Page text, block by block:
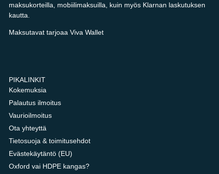
maksukorteilla, mobiilimaksuilla, kuin myös Klarnan laskutuksen
kautta.
Maksutavat tarjoaa Viva Wallet
PIKALINKIT
Kokemuksia
Palautus ilmoitus
Vaurioilmoitus
Ota yhteyttä
Tietosuoja & toimitusehdot
Evästekäytäntö (EU)
Oxford vai HDPE kangas?